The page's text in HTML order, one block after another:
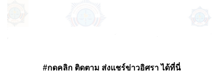
#กดคลิก ติดตาม ส่งแชร์ข่าวอิศรา ได้ที่นี่